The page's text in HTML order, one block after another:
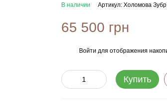
В наличии Артикул: Холомова
65 500 грн
Войти для отображения
Купить